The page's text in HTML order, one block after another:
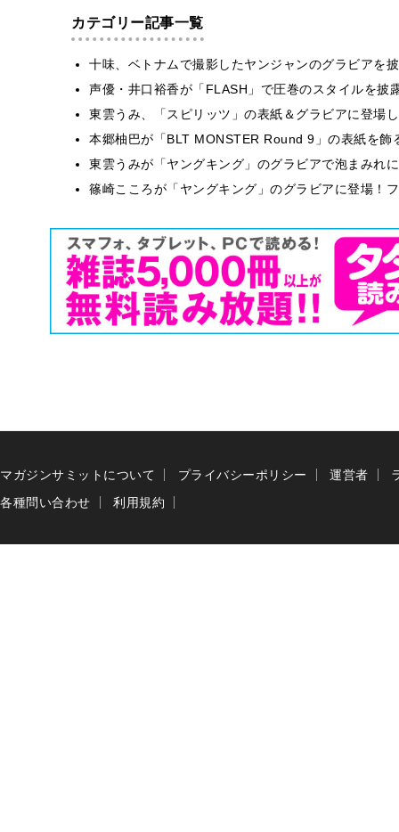
カテゴリー記事一覧
十味、ベトナムで撮影したヤンジャンのグラビアを
声優・井口裕香が「FLASH」で圧巻のスタイルを
東雲うみ、「スピリッツ」の表紙＆グラビアに登場
本郷柚巴が「BLT MONSTER Round 9」の表紙を
東雲うみが「ヤングキング」のグラビアで泡まみれ
篠崎こころが「ヤングキング」のグラビアに登場！
マガジンサミットについて プライバシーポリシー 運営者
各種問い合わせ
利用規約